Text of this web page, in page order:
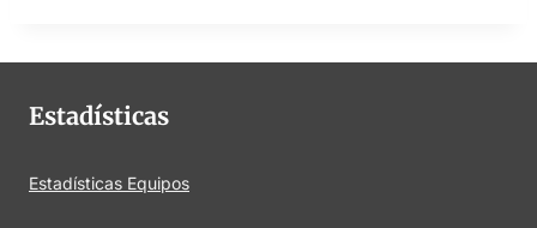
Estadísticas
Estadísticas Equipos